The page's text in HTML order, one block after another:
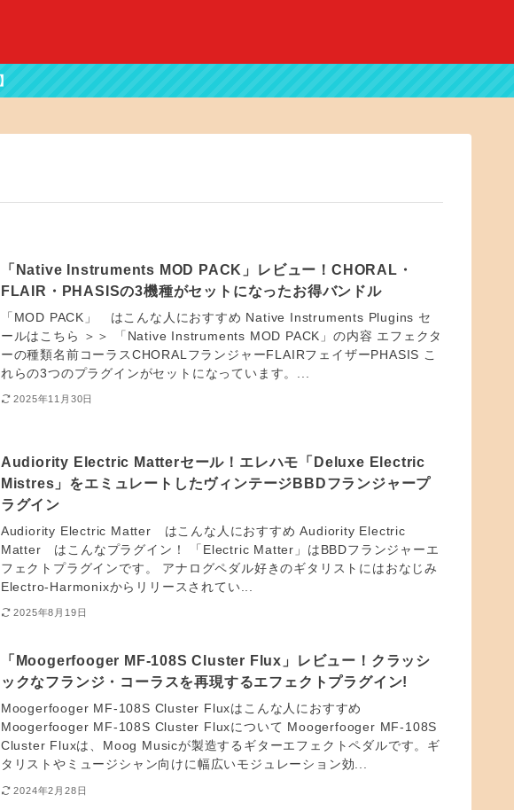
「Native Instruments MOD PACK」レビュー！CHORAL・
FLAIR・PHASISの3機種がセットになったお得バンドル
「MOD PACK」 はこんな人におすすめ Native Instruments Plugins セ
ールはこちら ＞＞ 「Native Instruments MOD PACK」の内容 エフェクタ
ーの種類名前コーラスCHORALフランジャーFLAIRフェイザーPHASIS こ
れらの3つのプラグインがセットになっています。...
2025年11月30日
Audiority Electric Matterセール！エレハモ「Deluxe Electric
Mistres」をエミュレートしたヴィンテージBBDフランジャープ
ラグイン
Audiority Electric Matter はこんな人におすすめ Audiority Electric
Matter はこんなプラグイン！ 「Electric Matter」はBBDフランジャーエ
フェクトプラグインです。 アナログペダル好きのギタリストにはおなじみ
Electro-Harmonixからリリースされてい...
2025年8月19日
「Moogerfooger MF-108S Cluster Flux」レビュー！クラッシ
ックなフランジ・コーラスを再現するエフェクトプラグイン!
Moogerfooger MF-108S Cluster Fluxはこんな人におすすめ
Moogerfooger MF-108S Cluster Fluxについて Moogerfooger MF-108S
Cluster Fluxは、Moog Musicが製造するギターエフェクトペダルです。ギ
タリストやミュージシャン向けに幅広いモジュレーション効...
2024年2月28日